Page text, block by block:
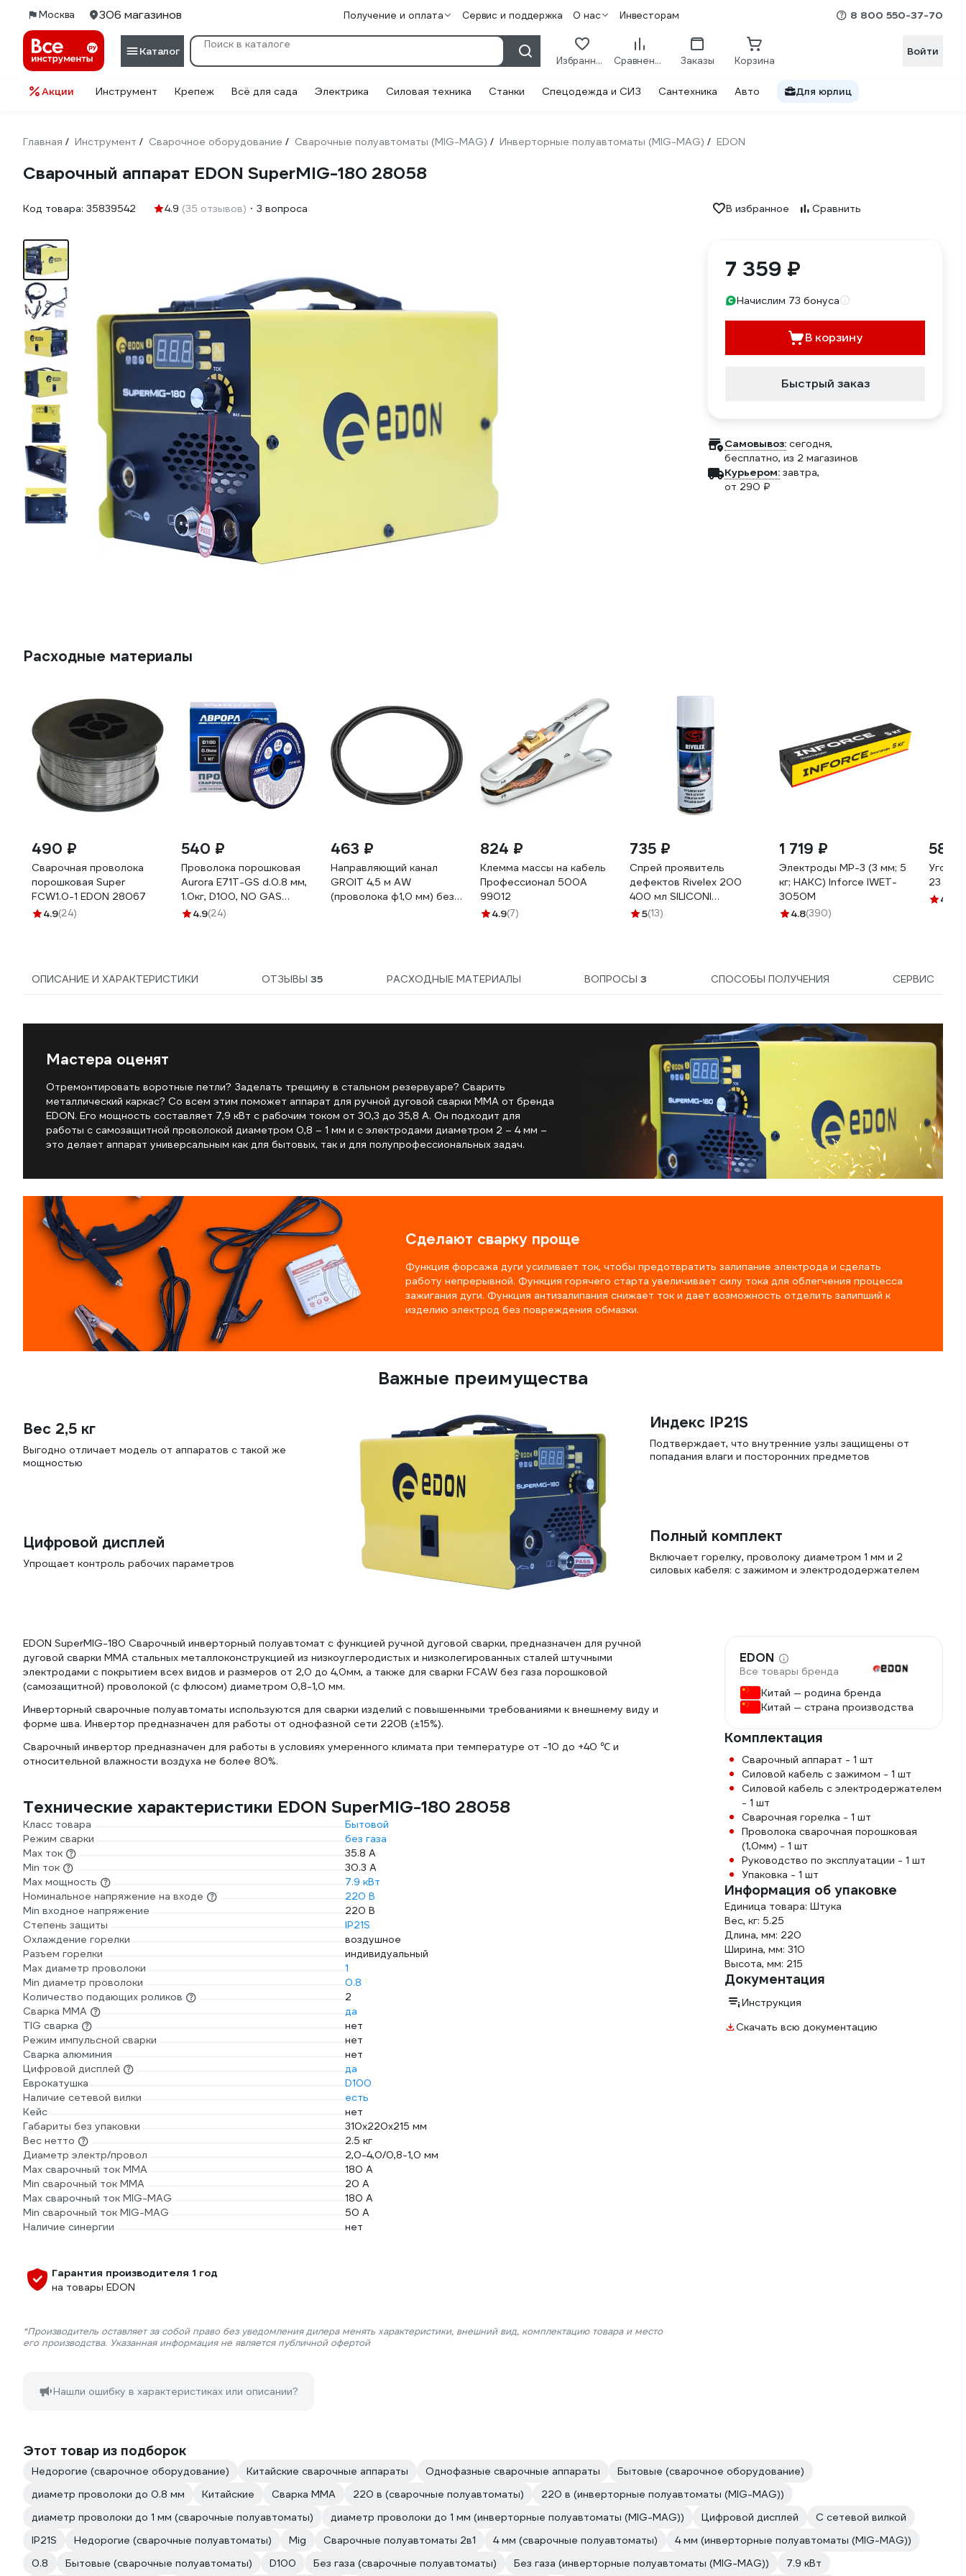
Москва 306 магазинов Получение и оплата Сервис и поддержка О нас Инвесторам 8 800 550-37-70
Каталог
Избранное Сравнение Заказы Корзина
Войти
Акции Инструмент Крепеж Всё для сада Электрика Силовая техника Станки Спецодежда и СИЗ Сантехника Авто Для юрлиц
Главная / Инструмент / Сварочное оборудование / Сварочные полуавтоматы (MIG-MAG) / Инверторные полуавтоматы (MIG-MAG) / EDON
Сварочный аппарат EDON SuperMIG-180 28058
Код товара: 35839542 4.9 (35 отзывов) 3 вопроса В избранное Сравнить
7 359 ₽
Начислим 73 бонуса
В корзину
Быстрый заказ
Самовывоз: сегодня,
бесплатно, из 2 магазинов
Курьером: завтра,
от 290 ₽
Расходные материалы
490 ₽
Сварочная проволока
порошковая Super
FCW1.0-1 EDON 28067
4.9(24)
540 ₽
Проволока порошковая
Aurora E71T-GS d.0.8 мм,
1.0кг, D100, NO GAS
39777
4.9(24)
463 ₽
Направляющий канал
GROIT 4,5 м AW
(проволока ф1,0 мм) без
824 ₽
Клемма массы на кабель
Профессионал 500А
99012
4.9(7)
735 ₽
Спрей проявитель
дефектов Rivelex 200
400 мл SILICONI
100538773
5(13)
1 719 ₽
Электроды МР-3 (3 мм; 5
кг; НАКС) Inforce IWET-
3050M
4.8(390)
580
23
4.8
ОПИСАНИЕ И ХАРАКТЕРИСТИКИ ОТЗЫВЫ35 РАСХОДНЫЕ МАТЕРИАЛЫ ВОПРОСЫ3 СПОСОБЫ ПОЛУЧЕНИЯ СЕРВИС
Мастера оценят
Отремонтировать воротные петли? Заделать трещину в стальном резервуаре? Сварить
металлический каркас? Со всем этим поможет аппарат для ручной дуговой сварки MMA от бренда
EDON. Его мощность составляет 7,9 кВт с рабочим током от 30,3 до 35,8 А. Он подходит для
работы с самозащитной проволокой диаметром 0,8 – 1 мм и с электродами диаметром 2 – 4 мм –
это делает аппарат универсальным как для бытовых, так и для полупрофессиональных задач.
Сделают сварку проще
Функция форсажа дуги усиливает ток, чтобы предотвратить залипание электрода и сделать
работу непрерывной. Функция горячего старта увеличивает силу тока для облегчения процесса
зажигания дуги. Функция антизалипания снижает ток и дает возможность отделить залипший к
изделию электрод без повреждения обмазки.
Важные преимущества
Вес 2,5 кг
Выгодно отличает модель от аппаратов с такой же
мощностью
Цифровой дисплей
Упрощает контроль рабочих параметров
Индекс IP21S
Подтверждает, что внутренние узлы защищены от
попадания влаги и посторонних предметов
Полный комплект
Включает горелку, проволоку диаметром 1 мм и 2
силовых кабеля: с зажимом и электрододержателем
EDON SuperMIG-180 Сварочный инверторный полуавтомат с функцией ручной дуговой сварки, предназначен для ручной
дуговой сварки MMA стальных металлоконструкцией из низкоуглеродистых и низколегированных сталей штучными
электродами с покрытием всех видов и размеров от 2,0 до 4,0мм, а также для сварки FCAW без газа порошковой
(самозащитной) проволокой (с флюсом) диаметром 0,8-1,0 мм.
Инверторный сварочные полуавтоматы используются для сварки изделий с повышенными требованиями к внешнему виду и
форме шва. Инвертор предназначен для работы от однофазной сети 220В (±15%).
Сварочный инвертор предназначен для работы в условиях умеренного климата при температуре от -10 до +40 ℃ и
относительной влажности воздуха не более 80%.
Технические характеристики EDON SuperMIG-180 28058
Класс товара
Бытовой
Режим сварки
без газа
Max ток
35.8 А
Min ток
30.3 А
Max мощность
7.9 кВт
Номинальное напряжение на входе
220 В
Min входное напряжение
220 В
Степень защиты
IP21S
Охлаждение горелки
воздушное
Разъем горелки
индивидуальный
Max диаметр проволоки
1
Min диаметр проволоки
0.8
Количество подающих роликов
2
Сварка ММА
да
TIG сварка
нет
Режим импульсной сварки
нет
Сварка алюминия
нет
Цифровой дисплей
да
Еврокатушка
D100
Наличие сетевой вилки
есть
Кейс
нет
Габариты без упаковки
310х220х215 мм
Вес нетто
2.5 кг
Диаметр электр/провол
2,0-4,0/0,8-1,0 мм
Max сварочный ток ММА
180 А
Min сварочный ток ММА
20 А
Max сварочный ток MIG-MAG
180 А
Min сварочный ток MIG-MAG
50 А
Наличие синергии
нет
Гарантия производителя 1 год
на товары EDON
*Производитель оставляет за собой право без уведомления дилера менять характеристики, внешний вид, комплектацию товара и место
его производства. Указанная информация не является публичной офертой
Нашли ошибку в характеристиках или описании?
EDON
Все товары бренда
Китай — родина бренда
Китай — страна производства
Комплектация
Сварочный аппарат - 1 шт
Силовой кабель с зажимом - 1 шт
Силовой кабель с электродержателем
- 1 шт
Сварочная горелка - 1 шт
Проволока сварочная порошковая
(1,0мм) - 1 шт
Руководство по эксплуатации - 1 шт
Упаковка - 1 шт
Информация об упаковке
Единица товара: Штука
Вес, кг: 5.25
Длина, мм: 220
Ширина, мм: 310
Высота, мм: 215
Документация
Инструкция
Скачать всю документацию
Этот товар из подборок
Недорогие (сварочное оборудование) Китайские сварочные аппараты Однофазные сварочные аппараты
Бытовые (сварочное оборудование)
диаметр проволоки до 0.8 мм
Китайские Сварка ММА 220 в (сварочные полуавтоматы)
220 в (инверторные полуавтоматы (MIG-MAG))
диаметр проволоки до 1 мм (сварочные полуавтоматы)
диаметр проволоки до 1 мм (инверторные полуавтоматы (MIG-MAG)) Цифровой дисплей
С сетевой вилкой
IP21S
Недорогие (сварочные полуавтоматы) Mig Сварочные полуавтоматы 2в1 4 мм (сварочные полуавтоматы)
4 мм (инверторные полуавтоматы (MIG-MAG))
0.8
Бытовые (сварочные полуавтоматы) D100 Без газа (сварочные полуавтоматы) Без газа (инверторные полуавтоматы (MIG-MAG)) 7.9 кВт